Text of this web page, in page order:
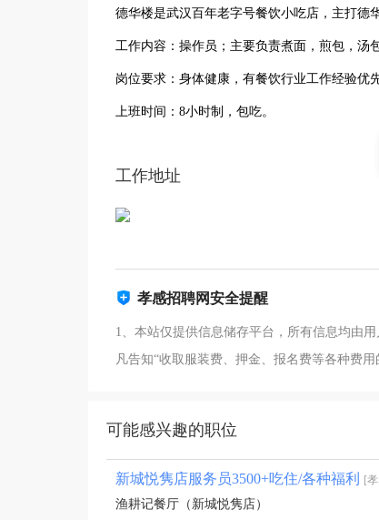
德华楼是武汉百年老字号餐饮小吃店，主打德
工作内容：操作员；主要负责煮面，煎包，汤
岗位要求：身体健康，有餐饮行业工作经验优
上班时间：8小时制，包吃。
工作地址
孝感招聘网安全提醒
1、本站仅提供信息储存平台，所有信息均由
凡告知“收取服装费、押金、报名费等各种费
可能感兴趣的职位
新城悦隽店服务员3500+吃住/各种福利 [
渔耕记餐厅（新城悦隽店）